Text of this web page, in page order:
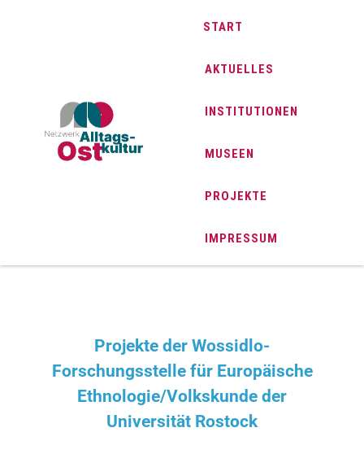
START
AKTUELLES
INSTITUTIONEN
MUSEEN
PROJEKTE
IMPRESSUM
Projekte der Wossidlo-
Forschungsstelle für Europäische
Ethnologie/Volkskunde der
Universität Rostock